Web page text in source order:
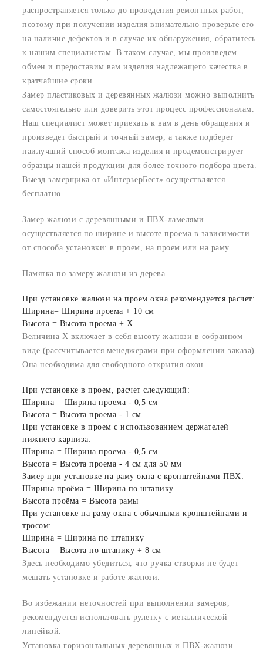
распространяется только до проведения ремонтных работ,
поэтому при получении изделия внимательно проверьте его
на наличие дефектов и в случае их обнаружения, обратитесь
к нашим специалистам. В таком случае, мы произведем
обмен и предоставим вам изделия надлежащего качества в
кратчайшие сроки.
Замер пластиковых и деревянных жалюзи можно выполнить
самостоятельно или доверить этот процесс профессионалам.
Наш специалист может приехать к вам в день обращения и
произведет быстрый и точный замер, а также подберет
наилучший способ монтажа изделия и продемонстрирует
образцы нашей продукции для более точного подбора цвета.
Выезд замерщика от «ИнтерьерБест» осуществляется
бесплатно.
Замер жалюзи с деревянными и ПВХ-ламелями
осуществляется по ширине и высоте проема в зависимости
от способа установки: в проем, на проем или на раму.
Памятка по замеру жалюзи из дерева.
При установке жалюзи на проем окна рекомендуется расчет:
Ширина= Ширина проема + 10 см
Высота = Высота проема + X
Величина X включает в себя высоту жалюзи в собранном
виде (рассчитывается менеджерами при оформлении заказа).
Она необходима для свободного открытия окон.
При установке в проем, расчет следующий:
Ширина = Ширина проема - 0,5 см
Высота = Высота проема - 1 см
При установке в проем с использованием держателей
нижнего карниза:
Ширина = Ширина проема - 0,5 см
Высота = Высота проема - 4 см для 50 мм
Замер при установке на раму окна с кронштейнами ПВХ:
Ширина проёма = Ширина по штапику
Высота проёма = Высота рамы
При установке на раму окна с обычными кронштейнами и
тросом:
Ширина = Ширина по штапику
Высота = Высота по штапику + 8 см
Здесь необходимо убедиться, что ручка створки не будет
мешать установке и работе жалюзи.
Во избежании неточностей при выполнении замеров,
рекомендуется использовать рулетку с металлической
линейкой.
Установка горизонтальных деревянных и ПВХ-жалюзи